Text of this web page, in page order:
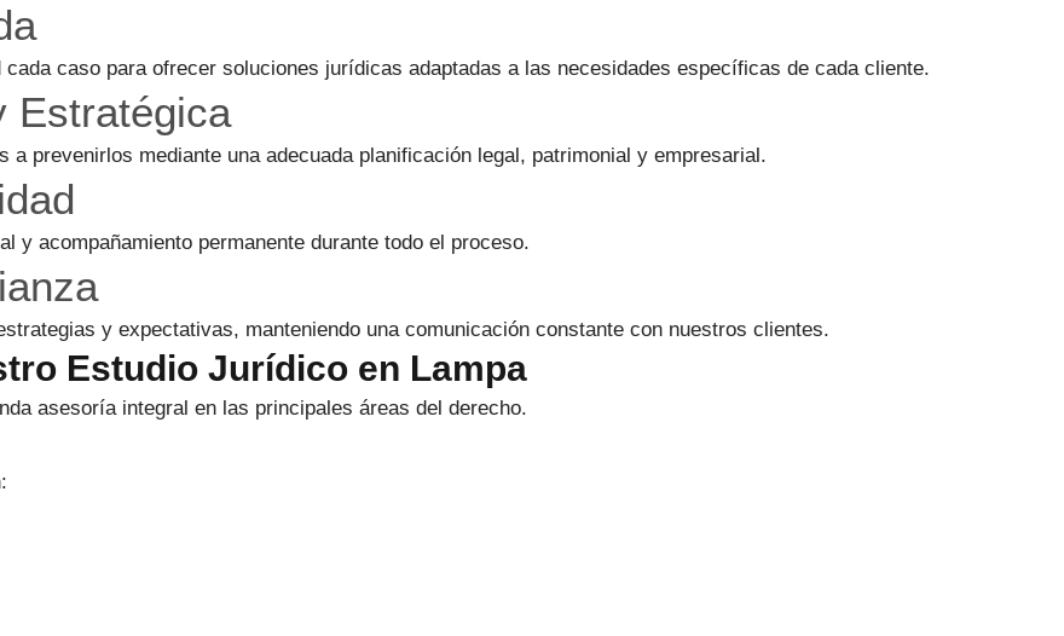
caso para ofrecer soluciones jurídicas adaptadas a las necesidades específicas de cada cliente.
Estratégica
a prevenirlos mediante una adecuada planificación legal, patrimonial y empresarial.
y acompañamiento permanente durante todo el proceso.
y expectativas, manteniendo una comunicación constante con nuestros clientes.
Estudio Jurídico en Lampa
asesoría integral en las principales áreas del derecho.